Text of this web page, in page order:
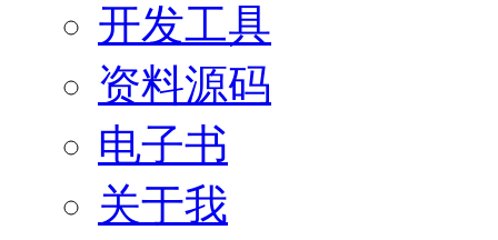
开发工具
资料源码
电子书
关于我